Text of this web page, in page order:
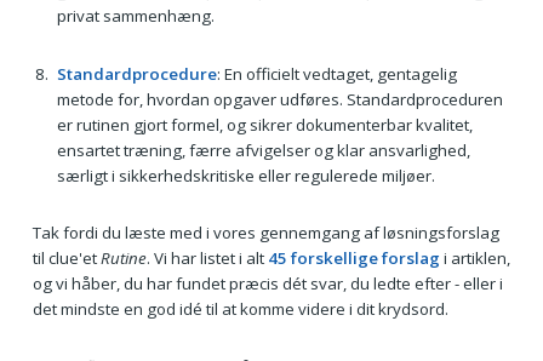
privat sammenhæng.
Standardprocedure: En officielt vedtaget, gentagelig
metode for, hvordan opgaver udføres. Standardproceduren
er rutinen gjort formel, og sikrer dokumenterbar kvalitet,
ensartet træning, færre afvigelser og klar ansvarlighed,
særligt i sikkerhedskritiske eller regulerede miljøer.
Tak fordi du læste med i vores gennemgang af løsningsforslag
til clue'etRutine. Vi har listet i alt 45 forskellige forslag i artiklen,
og vi håber, du har fundet præcis dét svar, du ledte efter - eller i
det mindste en god idé til at komme videre i dit krydsord.